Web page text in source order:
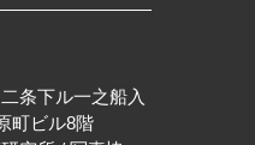
条下ル一之船入
町ビル8階